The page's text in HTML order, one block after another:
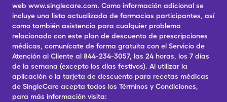
web www.singlecare.com. Como información adicional se
incluye una lista actualizada de farmacias participantes, así
como también asistencia para cualquier problema
relacionado con este plan de descuento de prescripciones
médicas, comunícate de forma gratuita con el Servicio de
Atención al Cliente al 844-234-3057, las 24 horas, los 7 días
de la semana (excepto los días festivos). Al utilizar la
aplicación o la tarjeta de descuento para recetas médicas
de SingleCare acepta todos los Términos y Condiciones,
para más información visita: